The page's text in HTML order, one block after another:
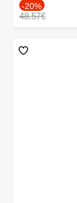
-20%
48.57€